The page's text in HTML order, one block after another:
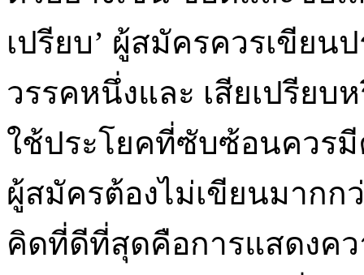
เปรียบ’ ผู้สมัครควรเขีย
วรรคหนึ่งและ เสียเปรียบ
ใช้ประโยคที่ซับซ้อนควร
ผู้สมัครต้องไม่เขียนมากก
คิดที่ดีที่สุดคือการแสดงค